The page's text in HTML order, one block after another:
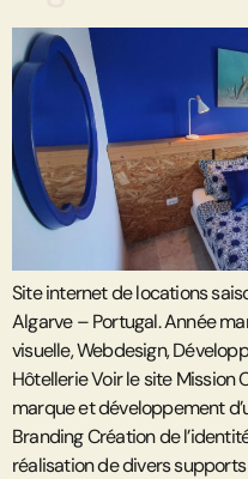
Site internet de locations
Algarve – Portugal. Année
visuelle, Webdesign,
Hôtellerie Voir le site Mission
marque et développement
Branding Création de
réalisation de divers